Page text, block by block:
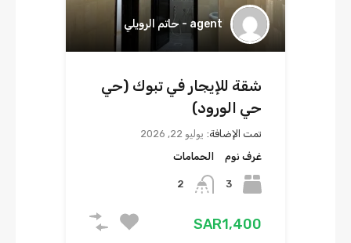
agent - حاتم الرويلي
شقة للإيجار في تبوك (حي
حي الورود)
تمت الإضافة: يوليو 22, 2026
غرف نوم
3
الحمامات
2
‪SAR1,400